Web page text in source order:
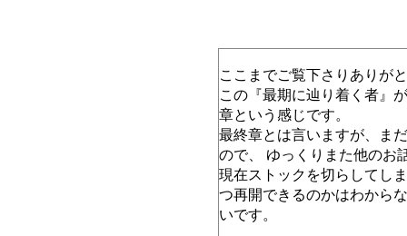
ここまでご覧下さりありが
この『最期に辿り着く者』
章という感じです。
最終章とは言いますが、ま
ので、 ゆっくりまた他のお
現在ストックを切らしてし
つ再開できるのかはわから
いです。